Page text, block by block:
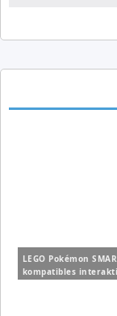
LEGO Pokémon
kompatibles